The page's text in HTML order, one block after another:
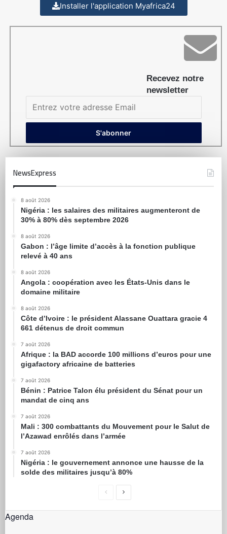
Installer l'application Myafrica24
Recevez notre
newsletter
NewsExpress
8 août 2026
Nigéria : les salaires des militaires augmenteront de
30% à 80% dès septembre 2026
8 août 2026
Gabon : l’âge limite d’accès à la fonction publique
relevé à 40 ans
8 août 2026
Angola : coopération avec les États-Unis dans le
domaine militaire
8 août 2026
Côte d’Ivoire : le président Alassane Ouattara gracie 4
661 détenus de droit commun
7 août 2026
Afrique : la BAD accorde 100 millions d’euros pour une
gigafactory africaine de batteries
7 août 2026
Bénin : Patrice Talon élu président du Sénat pour un
mandat de cinq ans
7 août 2026
Mali : 300 combattants du Mouvement pour le Salut de
l’Azawad enrôlés dans l’armée
7 août 2026
Nigéria : le gouvernement annonce une hausse de la
solde des militaires jusqu’à 80%
Agenda